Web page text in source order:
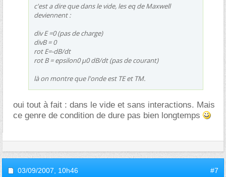
c'est a dire que dans le vide, les eq de Maxwell
deviennent :
div E =0 (pas de charge)
divB = 0
rot E=-dB/dt
rot B = epsilon0 µ0 dB/dt (pas de courant)
là on montre que l'onde est TE et TM.
oui tout à fait : dans le vide et sans interactions. Mais
ce genre de condition de dure pas bien longtemps
03/09/2007, 10h46 #7